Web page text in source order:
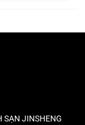
SẠN JINSHENG